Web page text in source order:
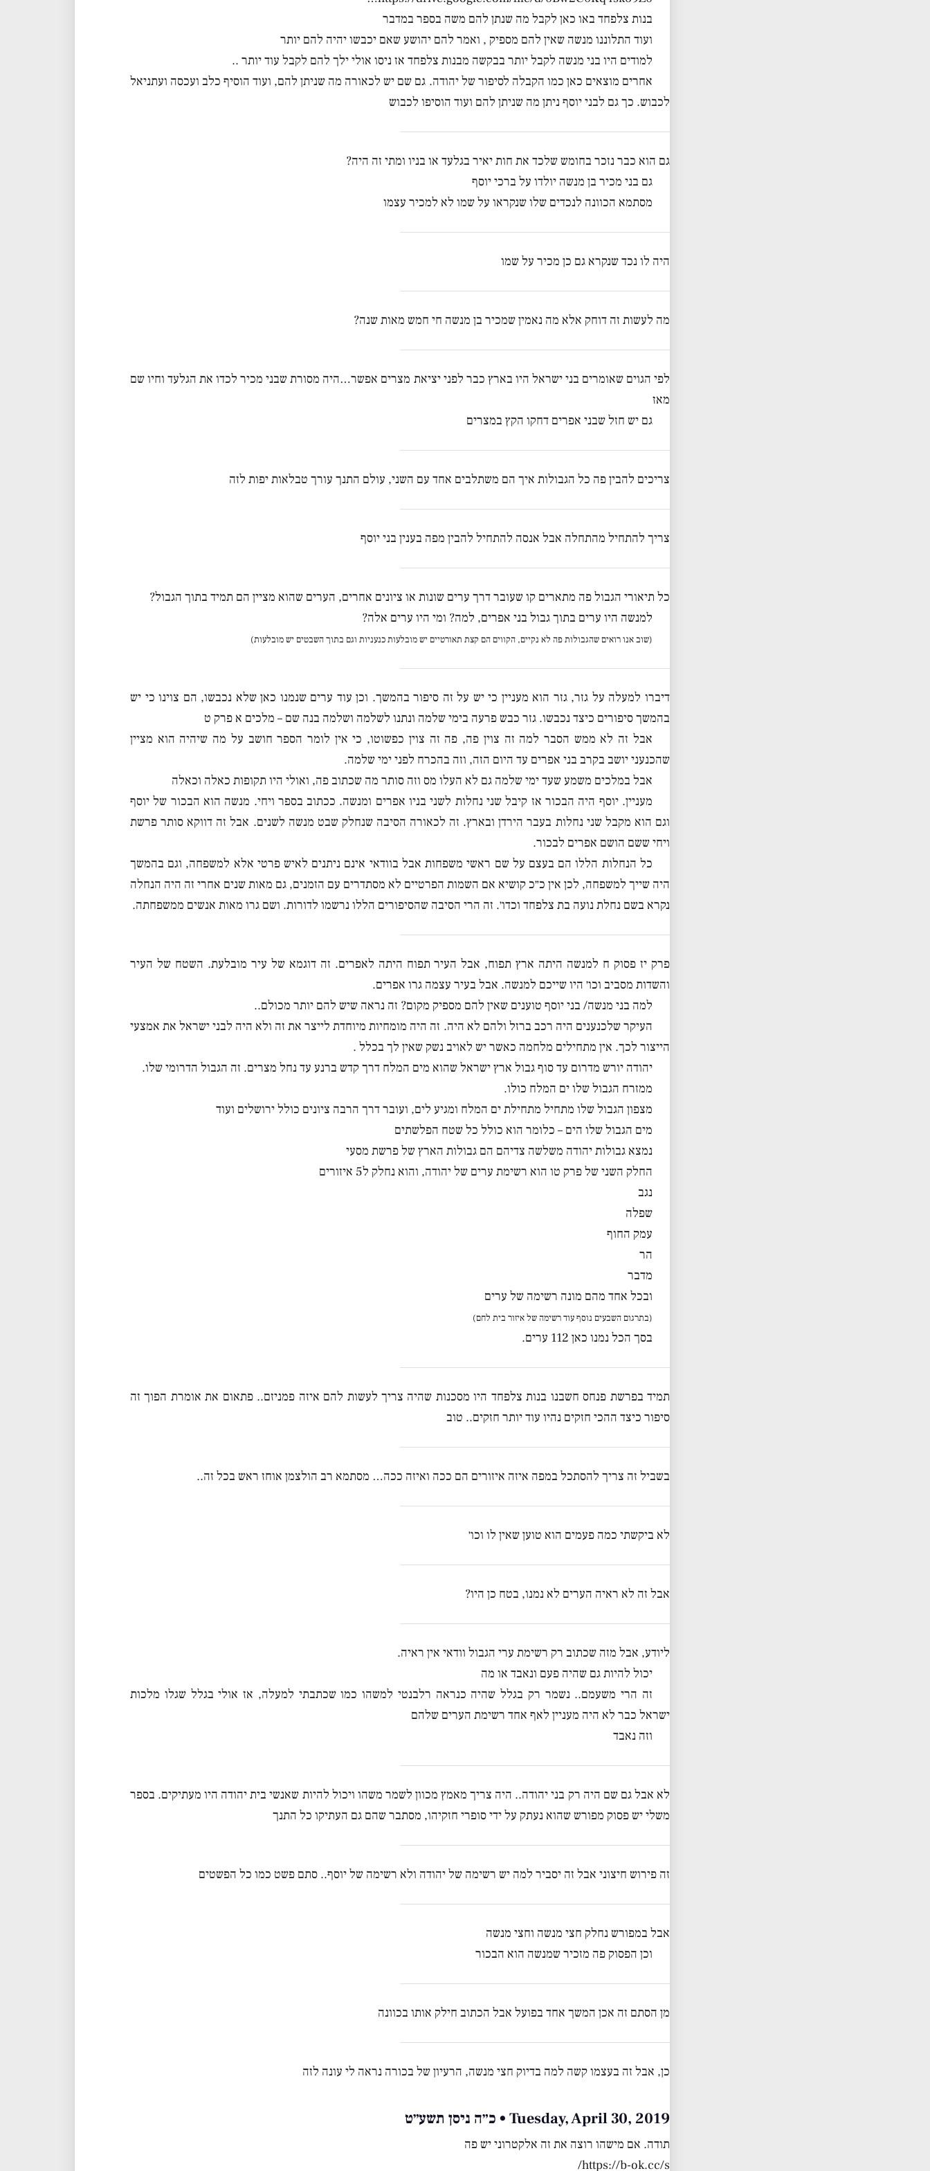
בנות צלפחד באו כאן לקבל מה שנתן להם משה בספר במדבר
ועוד התלוננו מנשה שאין להם מספיק , ואמר להם יהושע שאם יכבשו יהיה להם יותר
למודים היו בני מנשה לקבל יותר בבקשה מבנות צלפחד אז ניסו אולי ילך להם לקבל עוד יותר ..
אחרים מוצאים כאן כמו הקבלה לסיפור של יהודה. גם שם יש לכאורה מה שניתן להם, ועוד הוסיף כלב ועכסה ועתניאל
לכבוש. כך גם לבני יוסף ניתן מה שניתן להם ועוד הוסיפו לכבוש
גם הוא כבר נזכר בחומש שלכד את חות יאיר בגלעד או בניו ומתי זה היה?
גם בני מכיר בן מנשה יולדו על ברכי יוסף
מסתמא הכוונה לנכדים שלו שנקראו על שמו לא למכיר עצמו
היה לו נכד שנקרא גם כן מכיר על שמו
מה לעשות זה דוחק אלא מה נאמין שמכיר בן מנשה חי חמש מאות שנה?
לפי הגוים שאומרים בני ישראל היו בארץ כבר לפני יציאת מצרים אפשר…היה מסורת שבני מכיר לכדו את הגלעד וחיו שם
מאז
גם יש חזל שבני אפרים דחקו הקץ במצרים
צריכים להבין פה כל הגבולות איך הם משתלבים אחד עם השני, עולם התנך עורך טבלאות יפות לזה
צריך להתחיל מהתחלה אבל אנסה להתחיל להבין מפה בענין בני יוסף
כל תיאורי הגבול פה מתארים קו שעובר דרך ערים שונות או ציונים אחרים, הערים שהוא מציין הם תמיד בתוך הגבול?
למנשה היו ערים בתוך גבול בני אפרים, למה? ומי היו ערים אלה?
(שוב אנו רואים שהגבולות פה לא נקיים, הקווים הם קצת תאורטיים יש מובלעות כנעניות וגם בתוך השבטים יש מובלעות)
דיברו למעלה על גזר, גזר הוא מעניין כי יש על זה סיפור בהמשך. וכן עוד ערים שנמנו כאן שלא נכבשו, הם צוינו כי יש
בהמשך סיפורים כיצד נכבשו. גזר כבש פרעה בימי שלמה ונתנו לשלמה ושלמה בנה שם – מלכים א פרק ט
אבל זה לא ממש הסבר למה זה צוין פה, פה זה צוין כפשוטו, כי אין לומר הספר חושב על מה שיהיה הוא מציין
שהכנעני יושב בקרב בני אפרים עד היום הזה, וזה בהכרח לפני ימי שלמה.
אבל במלכים משמע שעד ימי שלמה גם לא העלו מס וזה סותר מה שכתוב פה, ואולי היו תקופות כאלה וכאלה
מעניין. יוסף היה הבכור אז קיבל שני נחלות לשני בניו אפרים ומנשה. ככתוב בספר ויחי. מנשה הוא הבכור של יוסף
וגם הוא מקבל שני נחלות בעבר הירדן ובארץ. זה לכאורה הסיבה שנחלק שבט מנשה לשנים. אבל זה דווקא סותר פרשת
ויחי ששם הושם אפרים לבכור.
כל הנחלות הללו הם בעצם על שם ראשי משפחות אבל בוודאי אינם ניתנים לאיש פרטי אלא למשפחה, וגם בהמשך
היה שייך למשפחה, לכן אין כ״כ קושיא אם השמות הפרטיים לא מסתדרים עם הזמנים, גם מאות שנים אחרי זה היה הנחלה
נקרא בשם נחלת נועה בת צלפחד וכדו׳. זה הרי הסיבה שהסיפורים הללו נרשמו לדורות. ושם גרו מאות אנשים ממשפחתה.
פרק יז פסוק ח למנשה היתה ארץ תפוח, אבל העיר תפוח היתה לאפרים. זה דוגמא של עיר מובלעת. השטח של העיר
והשדות מסביב וכו׳ היו שייכם למנשה. אבל בעיר עצמה גרו אפרים.
למה בני מנשה/ בני יוסף טוענים שאין להם מספיק מקום? זה נראה שיש להם יותר מכולם..
העיקר שלכנענים היה רכב ברזל ולהם לא היה. זה היה מומחיות מיוחדת לייצר את זה ולא היה לבני ישראל את אמצעי
הייצור לכך. אין מתחילים מלחמה כאשר יש לאויב נשק שאין לך בכלל .
יהודה יורש מדרום עד סוף גבול ארץ ישראל שהוא מים המלח דרך קדש ברנע עד נחל מצרים. זה הגבול הדרומי שלו.
ממזרח הגבול שלו ים המלח כולו.
מצפון הגבול שלו מתחיל מתחילת ים המלח ומגיע לים, ועובר דרך הרבה ציונים כולל ירושלים ועוד
מים הגבול שלו הים – כלומר הוא כולל כל שטח הפלשתים
נמצא גבולות יהודה משלשה צדיהם הם גבולות הארץ של פרשת מסעי
החלק השני של פרק טו הוא רשימת ערים של יהודה, והוא נחלק ל5 איזורים
נגב
שפלה
עמק החוף
הר
מדבר
ובכל אחד מהם מונה רשימה של ערים
(בתרגום השבעים נוסף עוד רשימה של איזור בית לחם)
בסך הכל נמנו כאן 112 ערים.
תמיד בפרשת פנחס חשבנו בנות צלפחד היו מסכנות שהיה צריך לעשות להם איזה פמניזם.. פתאום את אומרת הפוך זה
סיפור כיצד ההכי חזקים נהיו עוד יותר חזקים.. טוב
בשביל זה צריך להסתכל במפה איזה איזורים הם ככה ואיזה ככה… מסתמא רב הולצמן אוחז ראש בכל זה..
לא ביקשתי כמה פעמים הוא טוען שאין לו וכו׳
אבל זה לא ראיה הערים לא נמנו, בטח כן היו?
ליודע, אבל מזה שכתוב רק רשימת ערי הגבול וודאי אין ראיה.
יכול להיות גם שהיה פעם ונאבד או מה
זה הרי משעמם.. נשמר רק בגלל שהיה כנראה רלבנטי למשהו כמו שכתבתי למעלה, אז אולי בגלל שגלו מלכות
ישראל כבר לא היה מעניין לאף אחד רשימת הערים שלהם
וזה נאבד
לא אבל גם שם היה רק בני יהודה.. היה צריך מאמץ מכוון לשמר משהו ויכול להיות שאנשי בית יהודה היו מעתיקים. בספר
משלי יש פסוק מפורש שהוא נעתק על ידי סופרי חזקיהו, מסתבר שהם גם העתיקו כל התנך
זה פירוש חיצוני אבל זה יסביר למה יש רשימה של יהודה ולא רשימה של יוסף.. סתם פשט כמו כל הפשטים
אבל במפורש נחלק חצי מנשה וחצי מנשה
וכן הפסוק פה מזכיר שמנשה הוא הבכור
מן הסתם זה אכן המשך אחד בפועל אבל הכתוב חילק אותו בכוונה
כן, אבל זה בעצמו קשה למה בדיוק חצי מנשה, הרעיון של בכורה נראה לי עונה לזה
Tuesday, April 30, 2019 • כ״ה ניסן תשע״ט
תודה. אם מישהו רוצה את זה אלקטרוני יש פה
https://b-ok.cc/s/